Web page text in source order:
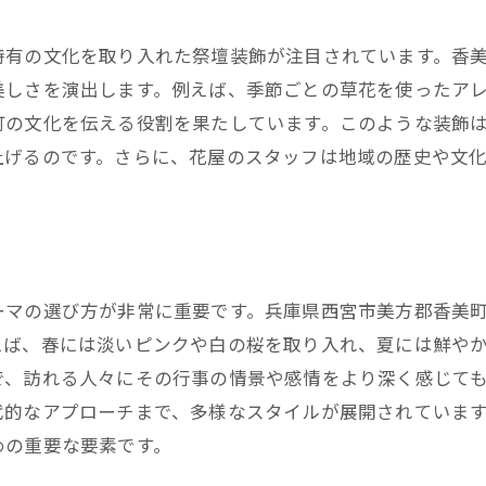
の文化を取り入れた祭壇装飾が注目されています。香
さを演出します。例えば、季節ごとの草花を使ったア
文化を伝える役割を果たしています。このような装飾
るのです。さらに、花屋のスタッフは地域の歴史や文
の選び方が非常に重要です。兵庫県西宮市美方郡香美
、春には淡いピンクや白の桜を取り入れ、夏には鮮や
訪れる人々にその行事の情景や感情をより深く感じて
なアプローチまで、多様なスタイルが展開されていま
重要な要素です。